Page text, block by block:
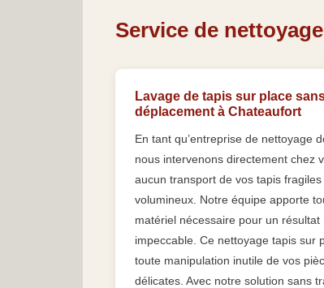
Service de
Lavage de tapis sur place
déplacement à Chateaufort
En tant qu’entreprise de nettoyage
nous intervenons directement chez
aucun transport de vos tapis fragiles
volumineux. Notre équipe apporte
matériel nécessaire pour un résultat
impeccable. Ce nettoyage tapis sur
toute manipulation inutile de vos
délicates. Avec notre solution sans